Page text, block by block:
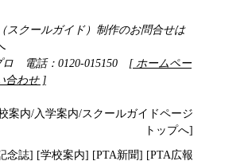
ロ 電話：0120-015150 [ ホームペー
合わせ ]
案内/入学案内/スクールガイドページ
トップへ]
念誌] [学校案内] [PTA新聞] [PTA広報